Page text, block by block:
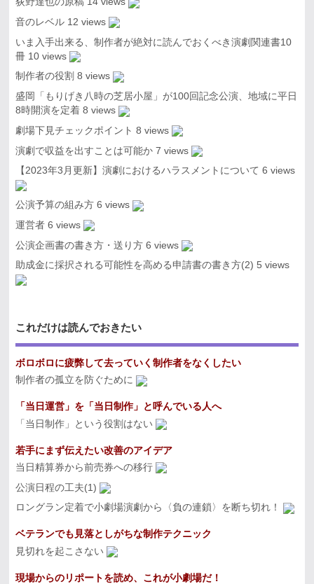
音のレベル 12 views
いま入手出来る、制作者が絶対に読んでおくべき演劇関連書10
冊 10 views
制作者の役割 8 views
盛岡「もりげき八時の芝居小屋」が100回記念公演、地域に平日
8時開演を定着 8 views
劇場下見チェックポイント 8 views
演劇で収益を出すことは可能か 7 views
【2023年3月更新】演劇におけるハラスメントについて 6 views
公演予算の組み方 6 views
運営者 6 views
公演企画書の書き方・送り方 6 views
助成金に採択される可能性を高める申請書の書き方(2) 5 views
これだけは読んでおきたい
ボロボロに疲弊して去っていく制作者をなくしたい
制作者の孤立を防ぐために
「当日運営」を「当日制作」と呼んでいる人へ
「当日制作」という役割はない
若手にまず伝えたい改善のアイデア
当日精算券から前売券への移行
公演日程の工夫(1)
ロングラン定着で小劇場演劇から〈負の連鎖〉を断ち切れ！
ベテランでも見落としがちな制作テクニック
見切れを起こさない
現場からのリポートを読め、これが小劇場だ！